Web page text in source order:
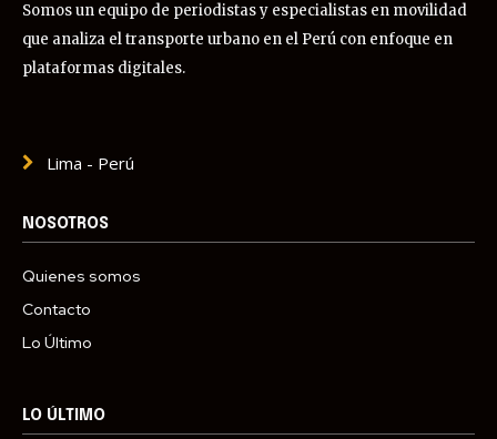
Somos un equipo de periodistas y especialistas en movilidad
que analiza el transporte urbano en el Perú con enfoque en
plataformas digitales.
Lima - Perú
NOSOTROS
Quienes somos
Contacto
Lo Último
LO ÚLTIMO